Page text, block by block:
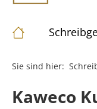
Sie sind hier:
Kaweco